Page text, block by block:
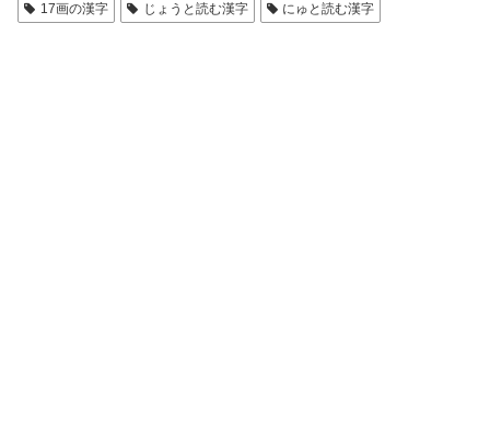
17画の漢字 じょうと読む漢字 にゅと読む漢字